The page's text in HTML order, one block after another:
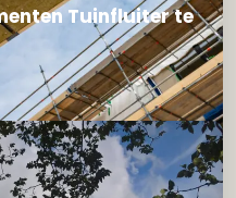
Tuinfluiter te